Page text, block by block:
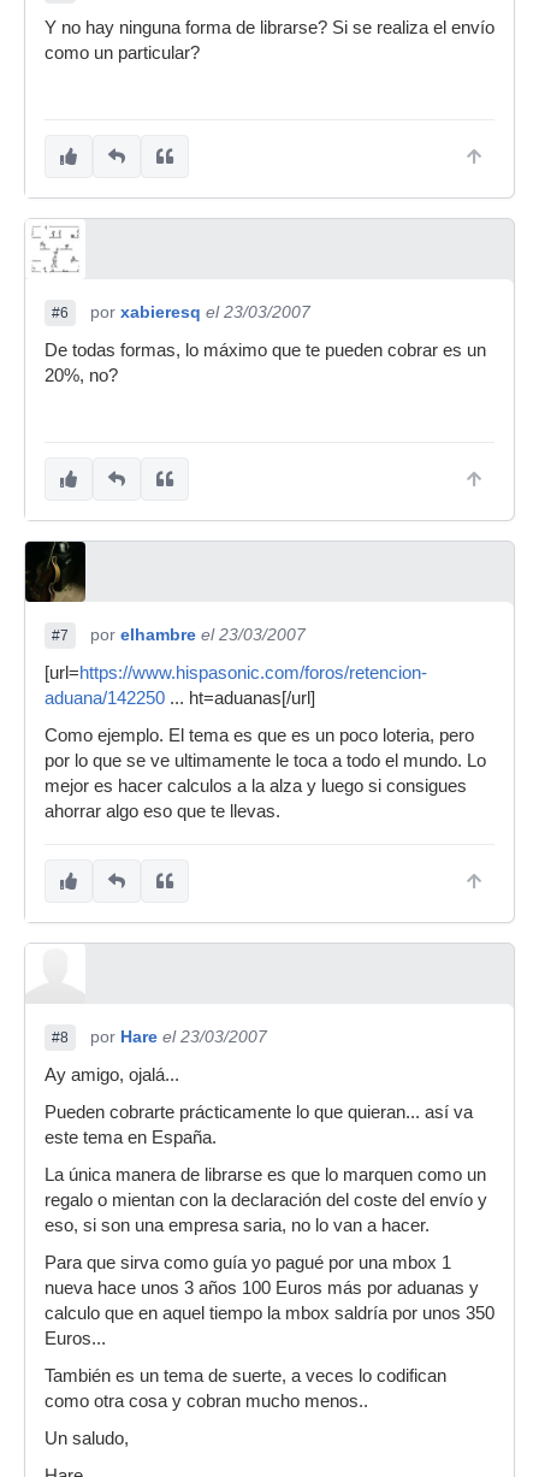
Y no hay ninguna forma de librarse? Si se realiza el envío
como un particular?
#6 por xabieresq el 23/03/2007
De todas formas, lo máximo que te pueden cobrar es un
20%, no?
#7 por elhambre el 23/03/2007
[url=https://www.hispasonic.com/foros/retencion-
aduana/142250 ... ht=aduanas[/url]
Como ejemplo. El tema es que es un poco loteria, pero
por lo que se ve ultimamente le toca a todo el mundo. Lo
mejor es hacer calculos a la alza y luego si consigues
ahorrar algo eso que te llevas.
#8 por Hare el 23/03/2007
Ay amigo, ojalá...
Pueden cobrarte prácticamente lo que quieran... así va
este tema en España.
La única manera de librarse es que lo marquen como un
regalo o mientan con la declaración del coste del envío y
eso, si son una empresa saria, no lo van a hacer.
Para que sirva como guía yo pagué por una mbox 1
nueva hace unos 3 años 100 Euros más por aduanas y
calculo que en aquel tiempo la mbox saldría por unos 350
Euros...
También es un tema de suerte, a veces lo codifican
como otra cosa y cobran mucho menos..
Un saludo,